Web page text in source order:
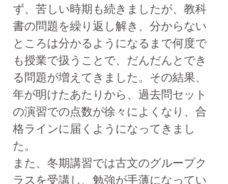
ず、苦しい時期も続きましたが、教科
書の問題を繰り返し解き、分からない
ところは分かるようになるまで何度で
も授業で扱うことで、だんだんとでき
る問題が増えてきました。その結果、
年が明けたあたりから、過去問セット
の演習での点数が徐々によくなり、合
格ラインに届くようになってきまし
た。
また、冬期講習では古文のグループク
ラスを受講し、勉強が手薄になってい